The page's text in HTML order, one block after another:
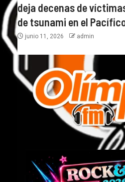
deja decenas de
de tsunami en el
junio 11, 2026 admin